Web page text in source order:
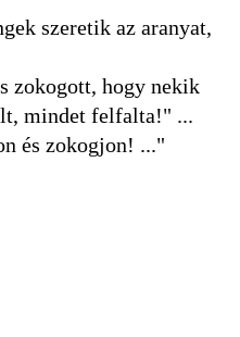
szeretik az aranyat,
zokogott, hogy nekik
mindet felfalta!" ...
és zokogjon! ..."